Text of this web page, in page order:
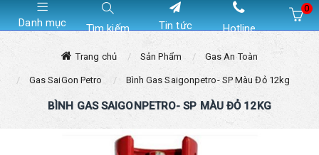
Danh mục Tìm kiếm Tin tức Hotline
0
Trang chủ Sản Phẩm Gas An Toàn
Gas SaiGon Petro Bình Gas Saigonpetro- SP Màu Đỏ 12kg
BÌNH GAS SAIGONPETRO- SP MÀU ĐỎ 12KG